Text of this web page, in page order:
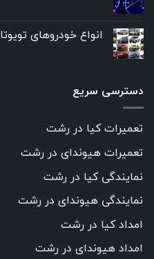
انواع خودروهای تویوتا
دسترسی سریع
تعمیرات کیا در رشت
تعمیرات هیوندای در رشت
نمایندگی کیا در رشت
نمایندگی هیوندای در رشت
امداد کیا در رشت
امداد هیوندای در رشت